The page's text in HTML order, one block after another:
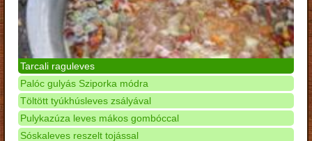
Tarcali raguleves
Palóc gulyás Sziporka módra
Töltött tyúkhúsleves zsályával
Pulykazúza leves mákos gombóccal
Sóskaleves reszelt tojással